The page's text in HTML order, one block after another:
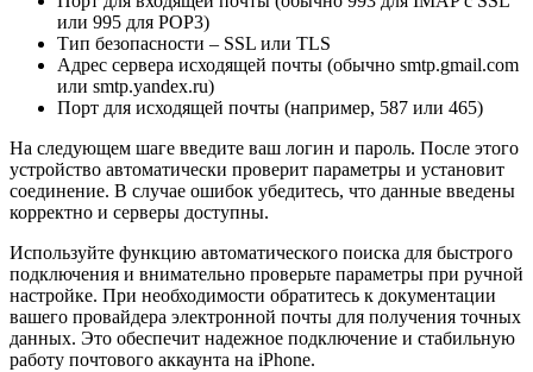
или 995 для POP3)
Тип безопасности – SSL или TLS
Адрес сервера исходящей почты (обычно smtp.gmail.com
или smtp.yandex.ru)
Порт для исходящей почты (например, 587 или 465)
На следующем шаге введите ваш логин и пароль. После этого
устройство автоматически проверит параметры и установит
соединение. В случае ошибок убедитесь, что данные введены
корректно и серверы доступны.
Используйте функцию автоматического поиска для быстрого
подключения и внимательно проверьте параметры при ручной
настройке. При необходимости обратитесь к документации
вашего провайдера электронной почты для получения точных
данных. Это обеспечит надежное подключение и стабильную
работу почтового аккаунта на iPhone.